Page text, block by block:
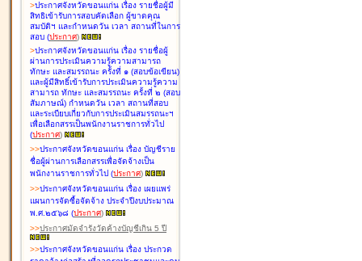
>ประกาศจังหวัดขอนแก่น เรื่อง รายชื่อผู้มี
สิทธิเข้ารับการสอบคัดเลือก ผู้ขาดคุณ
สมบัติฯ และกำหนดวัน เวลา สถานที่ในการ
สอบ (ประกาศ)
>ประกาศจังหวัดขอนแก่น เรื่อง รายชื่อผู้
ผ่านการประเมินความรู้ความสามารถ
ทักษะ และสมรรถนะ ครั้งที่ ๑ (สอบข้อเขียน)
และผู้มีสิทธิ์เข้ารับการประเมินความรู้ความ
สามารถ ทักษะ และสมรรถนะ ครั้งที่ ๒ (สอบ
สัมภาษณ์) กำหนดวัน เวลา สถานที่สอบ
และระเบียบเกี่ยวกับการประเมินสมรรถนะฯ
เพื่อเลือกสรรเป็นพนักงานราชการทั่วไป
(ประกาศ)
>>ประกาศจังหวัดขอนแก่น เรื่อง บัญชีราย
ชื่อผู้ผ่านการเลือกสรรเพื่อจัดจ้างเป็น
พนักงานราชการทั่วไป (ประกาศ)
>>ประกาศจังหวัดขอนแก่น เรื่อง เผยแพร่
แผนการจัดซื้อจัดจ้าง ประจำปีงบประมาณ
พ.ศ.๒๕๖๘ (ประกาศ)
>>ประกาศมัดจำรังวัดค้างบัญชีเกิน 5 ปี
>>ประกาศจังหวัดขอนแก่น เรื่อง ประกวด